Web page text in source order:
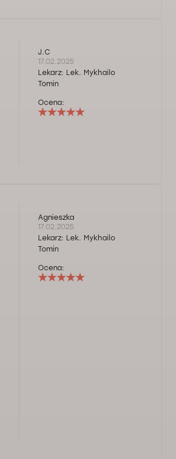
J.C
17.02.2025
Lekarz: Lek. Mykhailo
Tomin
Ocena:
Agnieszka
17.02.2025
Lekarz: Lek. Mykhailo
Tomin
Ocena: